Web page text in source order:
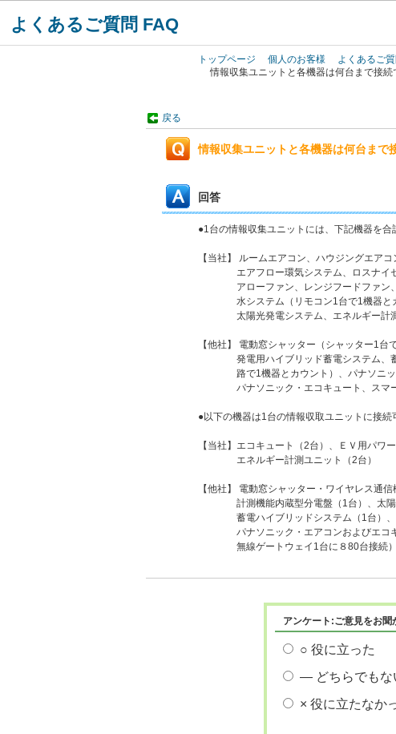
よくあるご質問 FAQ
トップページ 個人のお客様 よくあるご
情報収集ユニットと各機器は何台まで接続
戻る
情報収集ユニットと各機器は何台まで
回答
●1台の情報収集ユニットには、下記機器を合
【当社】 ルームエアコン、ハウジングエア
エアフロー環気システム、ロスナイセ
アローファン、レンジフードファン、
水システム（リモコン1台で1機器とカウ
太陽光発電システム、エネルギー計測
【他社】 電動窓シャッター（シャッター1
発電用ハイブリッド蓄電システム、蓄
路で1機器とカウント）、パナソニック
パナソニック・エコキュート、スマー
●以下の機器は1台の情報収取ユニットに接続
【当社】エコキュート（2台）、ＥＶ用パワ
エネルギー計測ユニット（2台）
【他社】 電動窓シャッター・ワイヤレス通
計測機能内蔵型分電盤（1台）、太陽光
蓄電ハイブリッドシステム（1台）、照
パナソニック・エアコンおよびエコキ
無線ゲートウェイ1台に８80台接続）、
アンケート:ご意見をお聞
○ 役に立った
― どちらでもな
× 役に立たなか